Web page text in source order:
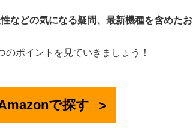
などの気になる疑問、最新機種を含めたお
ポイントを見ていきましょう！
で探す